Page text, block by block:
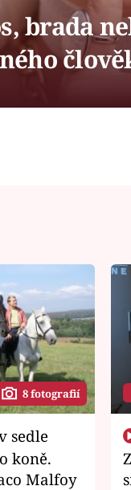
brada
8 fotografií
koně.
Malfoy